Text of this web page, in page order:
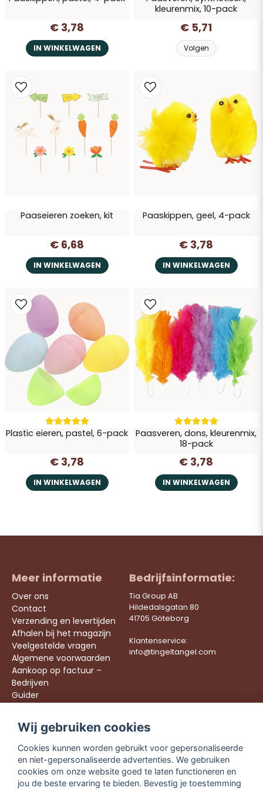
Vraag verzenden
€ 3,78
IN WINKELWAGEN
kleurenmix, 10-pack
€ 5,71
Volgen
Paaseieren zoeken, kit
€ 6,68
IN WINKELWAGEN
Paaskippen, geel, 4-pack
€ 3,78
IN WINKELWAGEN
Plastic eieren, pastel, 6-pack
€ 3,78
IN WINKELWAGEN
Paasveren, dons, kleurenmix,
18-pack
€ 3,78
IN WINKELWAGEN
Meer informatie
Over ons
Contact
Verzending en levertijden
Afhalen bij het magazijn
Veelgestelde vragen
Algemene voorwaarden
Aankoop op factuur –
Bedrijven
Guider
Bedrijfsinformatie:
Tia Group AB
Hildedalsgatan 80
41705 Göteborg
Klantenservice:
info@tingeltangel.com
Följ oss:
Instagram
Facebook
TikTok
Snelle leveringen
Veilig winkelen
Gratis verzending
vanaf €49,90
Wij gebruiken cookies
Cookies kunnen worden gebruikt voor gepersonaliseerde
en niet-gepersonaliseerde advertenties. We gebruiken
cookies om onze website goed te laten functioneren en
jou de beste ervaring te bieden. Bevestig je toestemming